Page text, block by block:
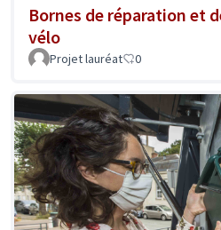
Bornes de réparation et
vélo
Projet lauréat 0